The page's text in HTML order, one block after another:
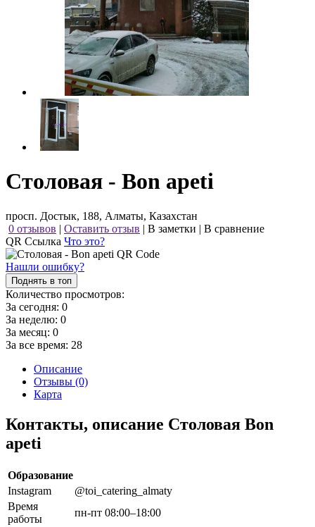
Столовая - Bon apeti
просп. Достык, 188, Алматы, Казахстан
0 отзывов | Оставить отзыв | В заметки | В сравнение
QR Ссылка Что это?
Нашли ошибку?
Поднять в топ
Количество просмотров:
За сегодня: 0
За неделю: 0
За месяц: 0
За все время: 28
Описание
Отзывы (0)
Карта
Контакты, описание Столовая Bon
apeti
Образование
Instagram
@toi_catering_almaty
Время
работы
пн-пт 08:00–18:00